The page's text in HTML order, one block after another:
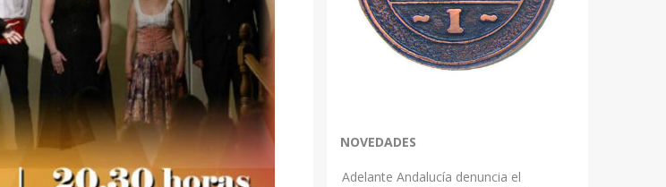
NOVEDADES
Adelante Andalucía denuncia el